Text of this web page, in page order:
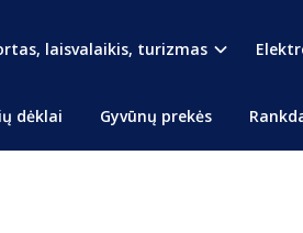
laisvalaikis, turizmas
dėklai Gyvūnų prekės